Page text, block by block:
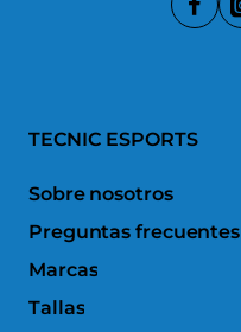
TECNIC ESPORTS
Sobre nosotros
Preguntas frecuentes
Marcas
Tallas